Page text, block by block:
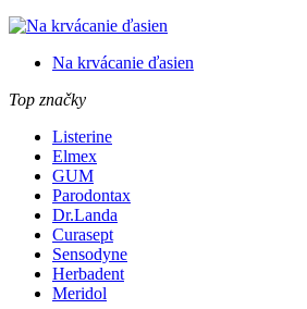
Na krvácanie ďasien
Top značky
Listerine
Elmex
GUM
Parodontax
Dr.Landa
Curasept
Sensodyne
Herbadent
Meridol